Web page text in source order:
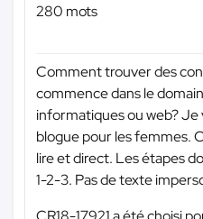
280 mots
Comment trouver des
commence dans le
informatiques ou web?
blogue pour les femmes.
lire et direct. Les étapes
1-2-3. Pas de texte